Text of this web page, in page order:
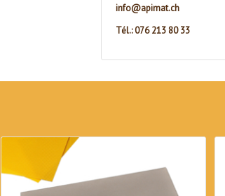
info@apimat.ch
Tél.: 076 213 80 33